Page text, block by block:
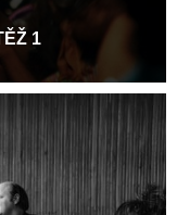
1
v Mezinárodní